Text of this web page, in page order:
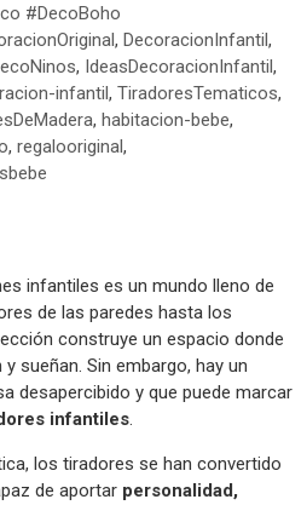
#DecoBoho
, DecoracionInfantil ,
, IdeasDecoracionInfantil ,
infantil , TiradoresTematicos,
, habitacion-bebe,
, regalooriginal,
infantiles es un mundo lleno de
de las paredes hasta los
construye un espacio donde
sueñan. Sin embargo, hay un
desapercibido y que puede marcar
infantiles.
los tiradores se han convertido
de aportar personalidad,